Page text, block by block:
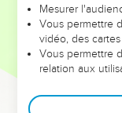
leur foi ou leur
et les saisons
Dans cette
clés pour avancer
Mesurer
Vous permettre
vidéo, des
Vous permettre
relation aux